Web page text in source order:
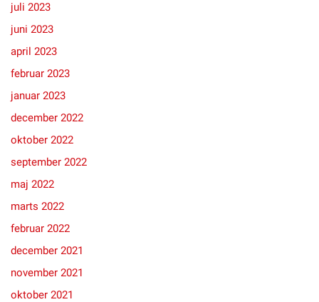
juli 2023
juni 2023
april 2023
februar 2023
januar 2023
december 2022
oktober 2022
september 2022
maj 2022
marts 2022
februar 2022
december 2021
november 2021
oktober 2021